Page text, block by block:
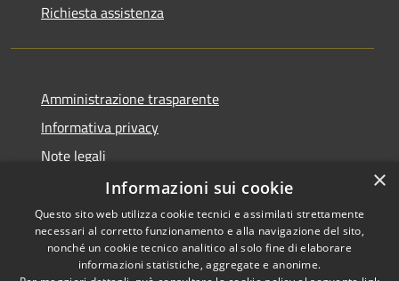
Richiesta assistenza
Amministrazione trasparente
Informativa privacy
Note legali
Dichiarazione di accessibilità
RSS Copyright © 2026 • Comune di
×
Informazioni sui cookie
Questo sito web utilizza cookie tecnici e assimilati strettamente
necessari al corretto funzionamento e alla navigazione del sito,
nonché un cookie tecnico analitico al solo fine di elaborare
informazioni statistiche, aggregate e anonime.